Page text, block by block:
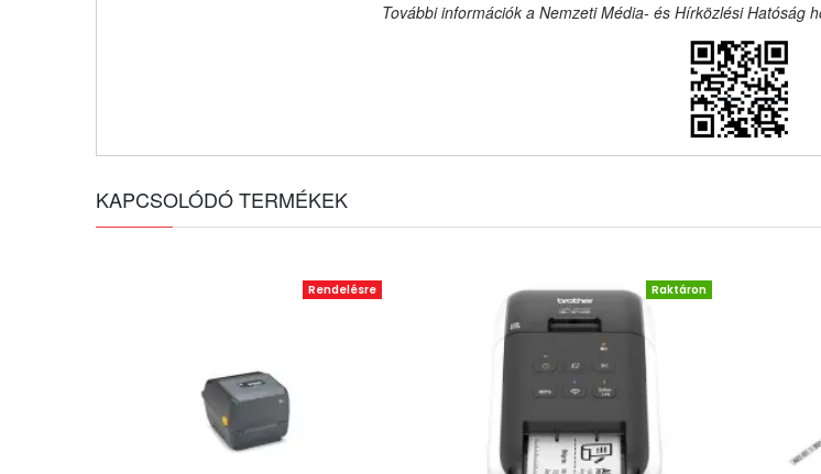
További információk a Nemzeti Média- és Hírközlési Hatóság
KAPCSOLÓDÓ TERMÉKEK
Rendelésre Raktáron